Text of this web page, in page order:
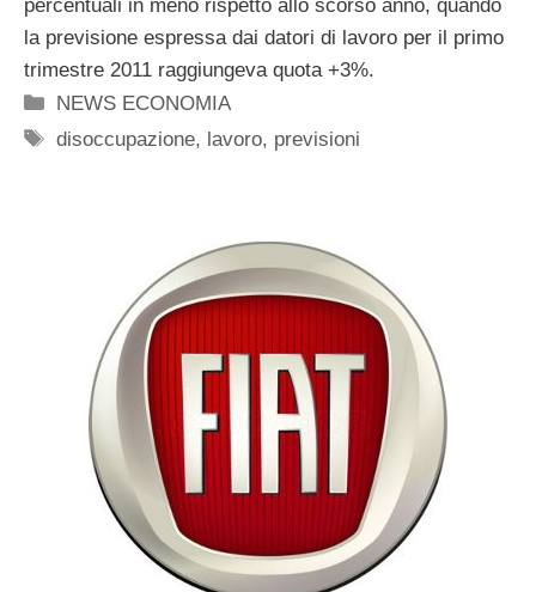
percentuali in meno rispetto allo scorso anno, quando
la previsione espressa dai datori di lavoro per il primo
trimestre 2011 raggiungeva quota +3%.
Categorie
NEWS ECONOMIA
Tag
disoccupazione, lavoro, previsioni